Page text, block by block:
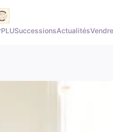
PLUSuccessionsActualitésVendre